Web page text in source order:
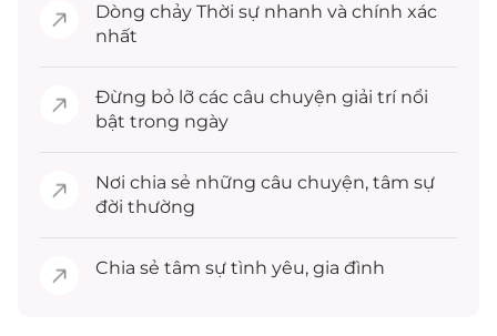
Dòng chảy Thời sự nhanh và chính xác
nhất
Đừng bỏ lỡ các câu chuyện giải trínổi
bật trong ngày
Nơi chia sẻ những câu chuyện, tâm sự
đời thường
Chia sẻ tâm sự tình yêu, gia đình